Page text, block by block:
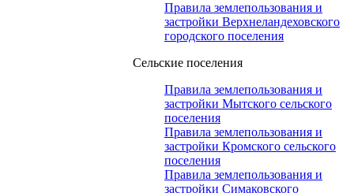
Правила землепользования и
застройки Верхнеландеховского
городского поселения
Сельские поселения
Правила землепользования и
застройки Мытского сельского
поселения
Правила землепользования и
застройки Кромского сельского
поселения
Правила землепользования и
застройки Симаковского